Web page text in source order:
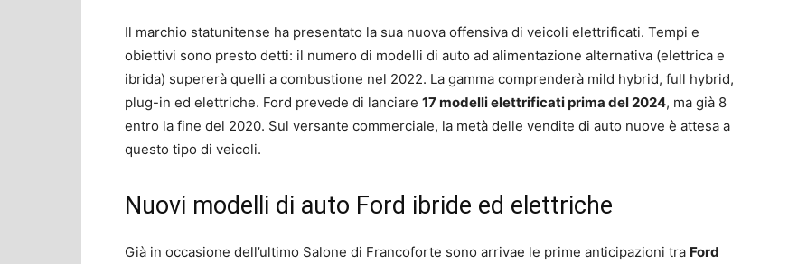
Il marchio statunitense ha presentato la sua nuova offensiva di veicoli elettrificati. Tempi e
obiettivi sono presto detti: il numero di modelli di auto ad alimentazione alternativa (elettrica e
ibrida) supererà quelli a combustione nel 2022. La gamma comprenderà mild hybrid, full hybrid,
plug-in ed elettriche. Ford prevede di lanciare 17 modelli elettrificati prima del 2024, ma già 8
entro la fine del 2020. Sul versante commerciale, la metà delle vendite di auto nuove è attesa a
questo tipo di veicoli.
Nuovi modelli di auto Ford ibride ed elettriche
Già in occasione dell’ultimo Salone di Francoforte sono arrivae le prime anticipazioni tra Ford